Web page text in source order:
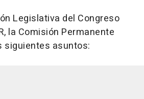
Legislativa del Congreso
la Comisión Permanente
siguientes asuntos: